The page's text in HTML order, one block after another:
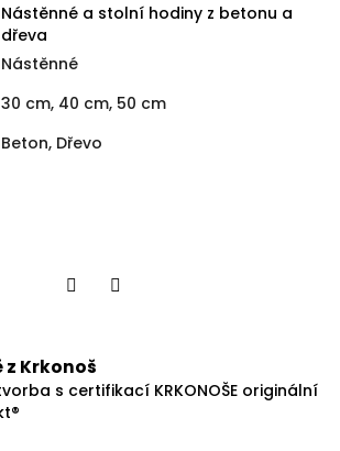
Nástěnné a stolní hodiny z betonu a
dřeva
Nástěnné
30 cm, 40 cm, 50 cm
Beton, Dřevo
z Krkonoš
s certifikací KRKONOŠE originální